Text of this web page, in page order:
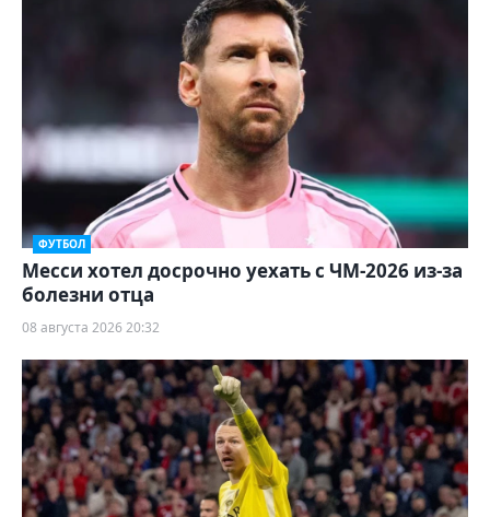
ФУТБОЛ
Месси хотел досрочно уехать с ЧМ-2026 из-за
болезни отца
08 августа 2026 20:32